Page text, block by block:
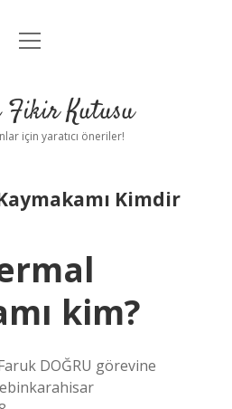
Anasayfa
Uyarı
menüyü
Kutusu
için yaratıcı öneriler!
Kimdir
kim?
DOĞRU görevine